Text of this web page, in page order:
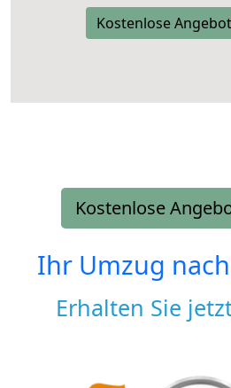
Kostenlose
Kostenlose
Ihr Umzug nach
Erhalten Sie